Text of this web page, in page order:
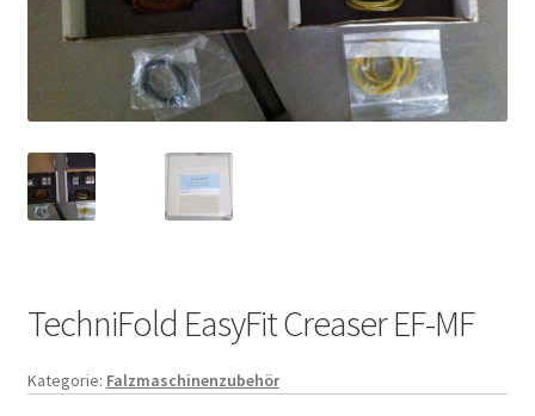
TechniFold EasyFit Creaser EF-MF
Kategorie: Falzmaschinenzubehör